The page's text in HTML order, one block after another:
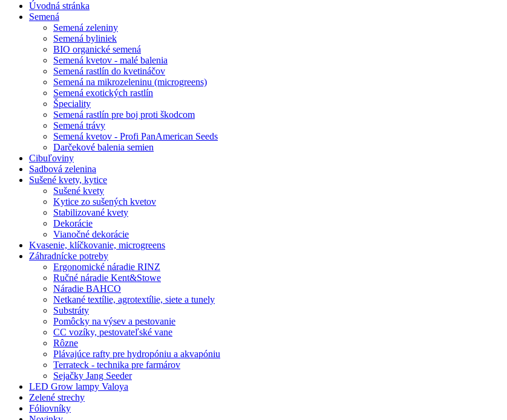
Úvodná stránka
Semená
Semená zeleniny
Semená byliniek
BIO organické semená
Semená kvetov - malé balenia
Semená rastlín do kvetináčov
Semená na mikrozeleninu (microgreens)
Semená exotických rastlín
Špeciality
Semená rastlín pre boj proti škodcom
Semená trávy
Semená kvetov - Profi PanAmerican Seeds
Darčekové balenia semien
Cibuľoviny
Sadbová zelenina
Sušené kvety, kytice
Sušené kvety
Kytice zo sušených kvetov
Stabilizované kvety
Dekorácie
Vianočné dekorácie
Kvasenie, klíčkovanie, microgreens
Záhradnícke potreby
Ergonomické náradie RINZ
Ručné náradie Kent&Stowe
Náradie BAHCO
Netkané textílie, agrotextílie, siete a tunely
Substráty
Pomôcky na výsev a pestovanie
CC vozíky, pestovateľské vane
Rôzne
Plávajúce rafty pre hydropóniu a akvapóniu
Terrateck - technika pre farmárov
Sejačky Jang Seeder
LED Grow lampy Valoya
Zelené strechy
Fóliovníky